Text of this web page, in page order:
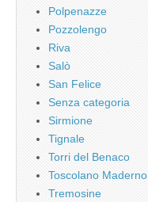
Polpenazze
Pozzolengo
Riva
Salò
San Felice
Senza categoria
Sirmione
Tignale
Torri del Benaco
Toscolano Maderno
Tremosine